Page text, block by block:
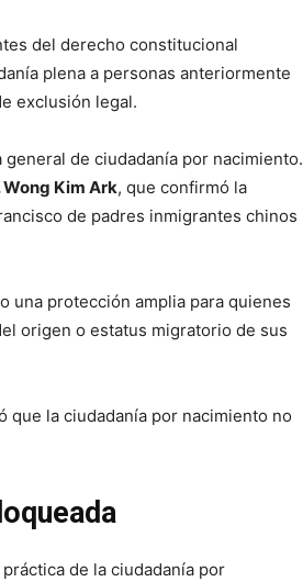
del derecho constitucional
plena a personas anteriormente
exclusión legal.
de ciudadanía por nacimiento.
Kim Ark, que confirmó la
de padres inmigrantes chinos
una protección amplia para quienes
origen o estatus migratorio de sus
que la ciudadanía por nacimiento no
de la ciudadanía por